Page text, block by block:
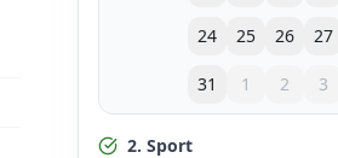
24 25 26 27
31 1 2 3
2. Sport